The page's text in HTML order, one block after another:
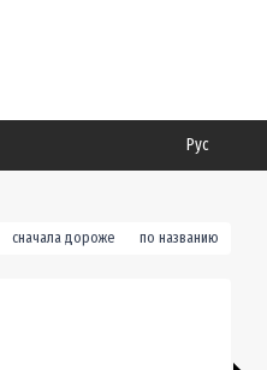
Рус
сначала дороже по названию